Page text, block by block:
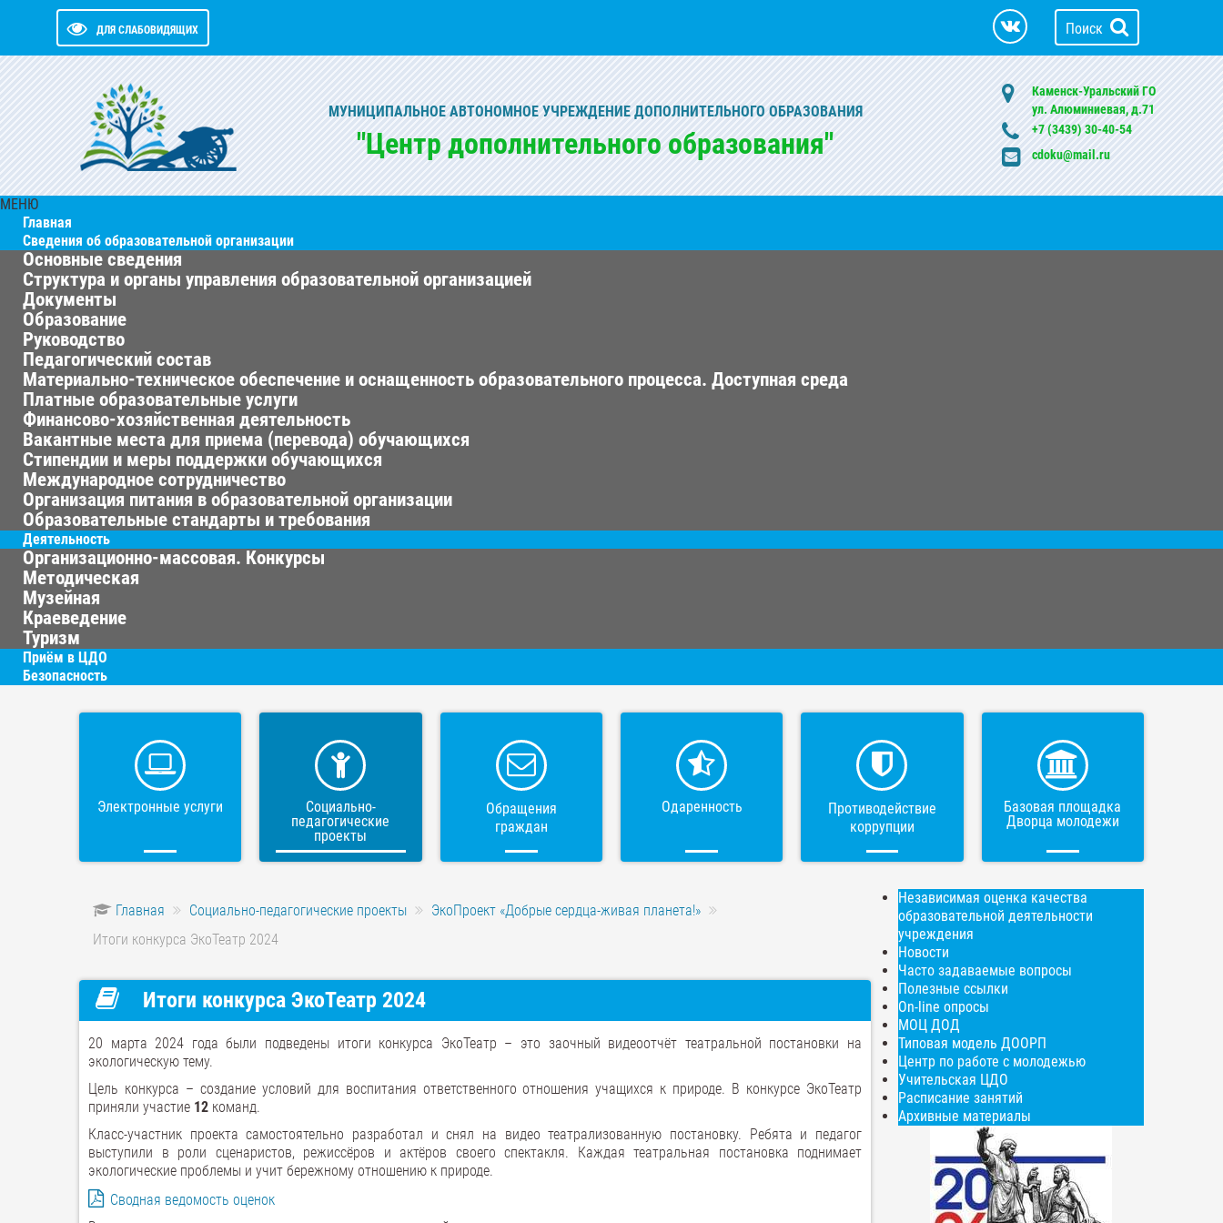
ДЛЯ СЛАБОВИДЯЩИХ Поиск
МУНИЦИПАЛЬНОЕ АВТОНОМНОЕ УЧРЕЖДЕНИЕ ДОПОЛНИТЕЛЬНОГО ОБРАЗОВАНИЯ
"Центр дополнительного образования"
Каменск-Уральский ГО
ул. Алюминиевая, д.71
+7 (3439) 30-40-54
cdoku@mail.ru
МЕНЮ
Главная
Сведения об образовательной организации
Основные сведения
Структура и органы управления образовательной организацией
Документы
Образование
Руководство
Педагогический состав
Материально-техническое обеспечение и оснащенность образовательного процесса. Доступная среда
Платные образовательные услуги
Финансово-хозяйственная деятельность
Вакантные места для приема (перевода) обучающихся
Стипендии и меры поддержки обучающихся
Международное сотрудничество
Организация питания в образовательной организации
Образовательные стандарты и требования
Деятельность
Организационно-массовая. Конкурсы
Методическая
Музейная
Краеведение
Туризм
Приём в ЦДО
Безопасность
Электронные услуги
Социально-
педагогические
проекты
Обращения
граждан
Одаренность
Противодействие
коррупции
Базовая площадка
Дворца молодежи
Главная Социально-педагогические проекты
ЭкоПроект «Добрые сердца-живая планета!»
Итоги конкурса ЭкоТеатр 2024
Итоги конкурса ЭкоТеатр 2024
20 марта 2024 года были подведены итоги конкурса ЭкоТеатр – это заочный видеоотчёт театральной постановки на
экологическую тему.
Цель конкурса – создание условий для воспитания ответственного отношения учащихся к природе. В конкурсе ЭкоТеатр
приняли участие 12 команд.
Класс-участник проекта самостоятельно разработал и снял на видео театрализованную постановку. Ребята и педагог
выступили в роли сценаристов, режиссёров и актёров своего спектакля. Каждая театральная постановка поднимает
экологические проблемы и учит бережному отношению к природе.
Сводная ведомость оценок
Независимая оценка качества
образовательной деятельности
учреждения
Новости
Часто задаваемые вопросы
Полезные ссылки
On-line опросы
МОЦ ДОД
Типовая модель ДООРП
Центр по работе с молодежью
Учительская ЦДО
Расписание занятий
Архивные материалы